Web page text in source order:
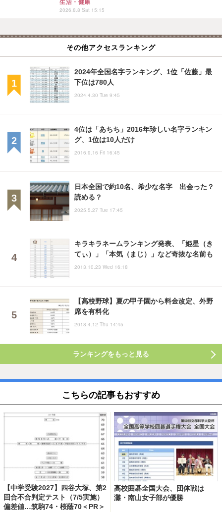
生活・健康
2026.8.8 Sat 15:15
その他アクセスランキング
2024年全国名字ランキング、1位「佐藤」最
下位は780人
2024.4.30 Tue 9:45
4位は「あちち」2016年珍しい名字ランキン
グ、1位は10人だけ
2016.9.16 Fri 16:45
日本全国で約10名、希少な名字 出会った？
読める？
2025.5.27 Tue 17:45
キラキラネームランキング発表、「姫星（き
てぃ）」「本気（まじ）」など奇抜な名前も
2013.10.23 Wed 16:18
【高校野球】夏の甲子園から料金改定、外野
席を有料化
2018.4.12 Thu 14:45
ランキングをもっと見る
こちらの記事もおすすめ
【中学受験2027】四谷大塚、第2
回合不合判定テスト（7/5実施）
偏差値…筑駒74・桜蔭70＜PR＞
高校囲碁全国大会、団体戦は
灘・南山女子部が優勝